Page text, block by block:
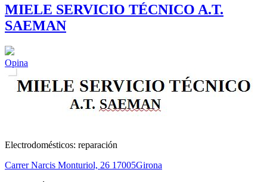
MIELE SERVICIO TÉCNICO A.T.
SAEMAN
Opina
Electrodomésticos: reparación
Carrer Narcis Monturiol, 26 17005Girona